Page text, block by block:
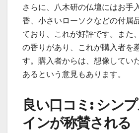
さらに、八木研の仏壇にはお手
香、小さいローソクなどの付属
ており、これが好評です。また
の香りがあり、これが購入者を
す。購入者からは、想像してい
あるという意見もあります。
良い口コミ: シン
インが称賛される